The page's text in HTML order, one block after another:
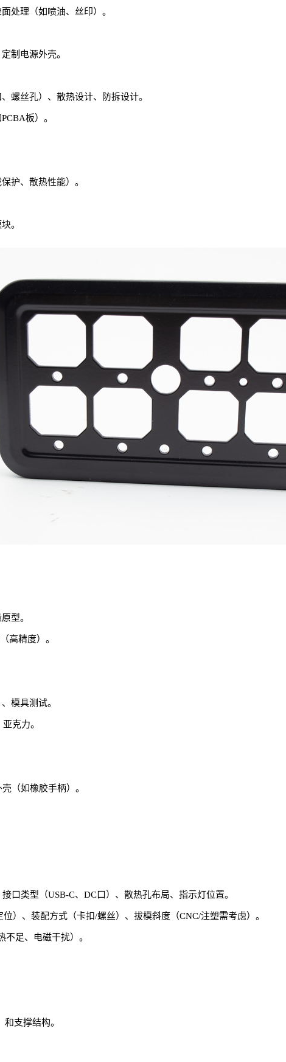
处理（如喷油、丝印）。
制电源外壳。
螺丝孔）、散热设计、防拆设计。
板）。
护、散热性能）。
。
型。
高精度）。
模具测试。
克力。
（如橡胶手柄）。
口类型（USB-C、DC口）、散热孔布局、指示灯位置。
）、装配方式（卡扣/螺丝）、拔模斜度（CNC/注塑需考虑）。
足、电磁干扰）。
支撑结构。